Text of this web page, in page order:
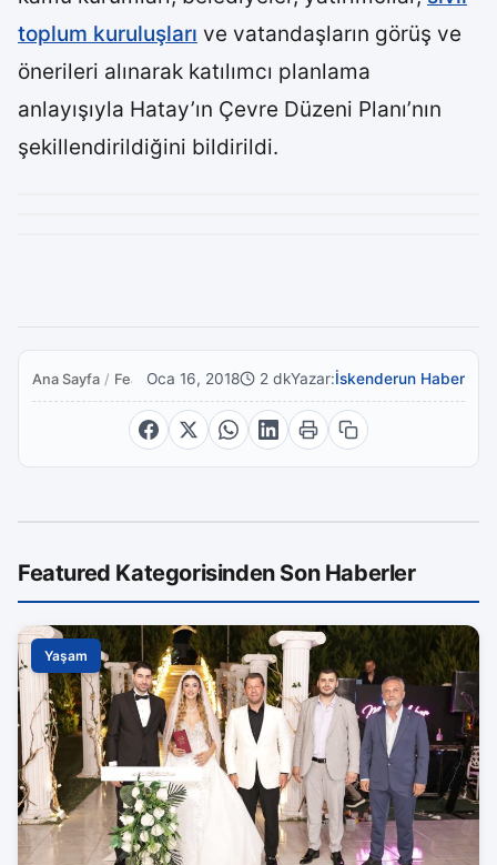
toplum kuruluşları ve vatandaşların görüş ve
önerileri alınarak katılımcı planlama
anlayışıyla Hatay’ın Çevre Düzeni Planı’nın
şekillendirildiğini bildirildi.
Ana Sayfa / FeaturedOca 16, 2018 2 dkYazar:İskenderun Haber
Featured Kategorisinden Son Haberler
Yaşam